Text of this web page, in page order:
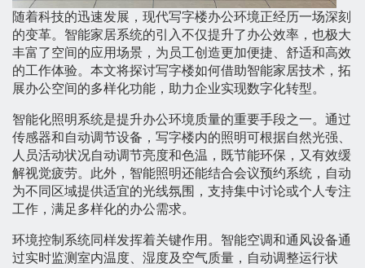
随着科技的迅速发展，现代写字楼办公环境正经历一场深刻
的变革。智能家居系统的引入不仅提升了办公效率，也极大
丰富了空间的应用场景，为员工创造更加便捷、舒适和高效
的工作体验。本文将探讨写字楼如何借助智能家居技术，拓
展办公空间的多样化功能，助力企业实现数字化转型。
智能化照明系统是提升办公环境质量的重要手段之一。通过
传感器和自动调节设备，写字楼内的照明可根据自然光强、
人员活动状况自动调节亮度和色温，既节能环保，又有效缓
解视觉疲劳。此外，智能照明还能结合会议预约系统，自动
为不同区域提供适宜的光线氛围，支持集中讨论或个人专注
工作，满足多样化的办公需求。
环境控制系统同样发挥着关键作用。智能空调和通风设备通
过实时监测室内温度、湿度及空气质量，自动调整运行状